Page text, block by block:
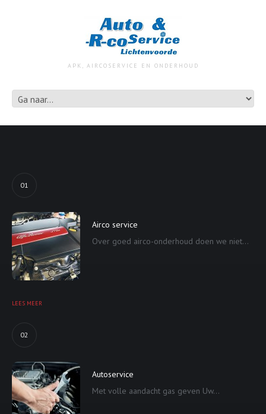
APK, AIRCOSERVICE EN ONDERHOUD
01
Airco service
Over goed airco-onderhoud doen we niet...
LEES MEER
02
Autoservice
Met volle aandacht gas geven Uw...